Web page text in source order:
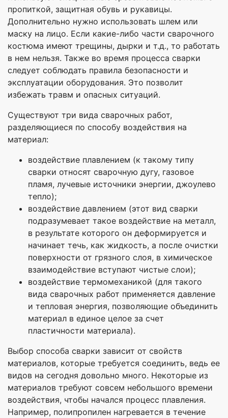
пропиткой, защитная обувь и рукавицы.
Дополнительно нужно использовать шлем или
маску на лицо. Если какие-либо части сварочного
костюма имеют трещины, дырки и т.д., то работать
в нем нельзя. Также во время процесса сварки
следует соблюдать правила безопасности и
эксплуатации оборудования. Это позволит
избежать травм и опасных ситуаций.
Существуют три вида сварочных работ,
разделяющиеся по способу воздействия на
материал:
воздействие плавлением (к такому типу
сварки относят сварочную дугу, газовое
пламя, лучевые источники энергии, джоулево
тепло);
воздействие давлением (этот вид сварки
подразумевает такое воздействие на металл,
в результате которого он деформируется и
начинает течь, как жидкость, а после очистки
поверхности от грязного слоя, в химическое
взаимодействие вступают чистые слои);
воздействие термомеханикой (для такого
вида сварочных работ применяется давление
и тепловая энергия, позволяющие объединить
материал в единое целое за счет
пластичности материала).
Выбор способа сварки зависит от свойств
материалов, которые требуется соединить, ведь ее
видов на сегодня довольно много. Некоторые из
материалов требуют совсем небольшого времени
воздействия, чтобы начался процесс плавления.
Например, полипропилен нагревается в течение